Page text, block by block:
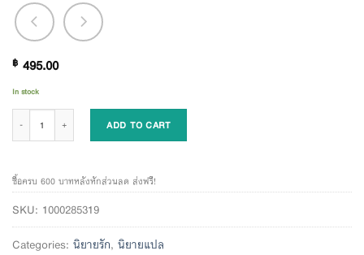
฿ 495.00
In stock
ADD TO CART
ซื้อครบ 600 บาทหลังหักส่วนลด ส่งฟรี!
SKU: 1000285319
Categories: นิยายรัก, นิยายแปล